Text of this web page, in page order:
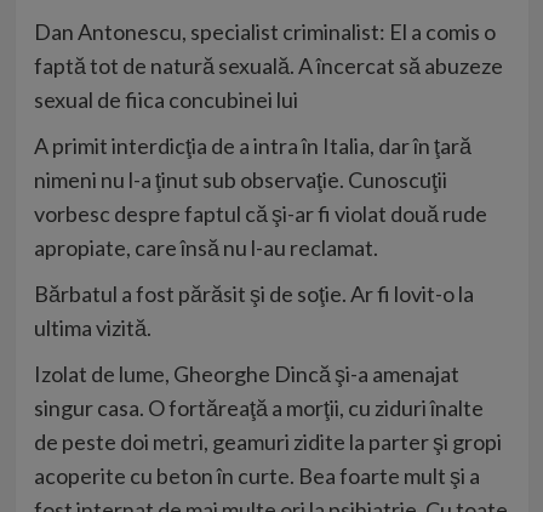
Dan Antonescu, specialist criminalist: El a comis o
faptă tot de natură sexuală. A încercat să abuzeze
sexual de fiica concubinei lui
A primit interdicţia de a intra în Italia, dar în ţară
nimeni nu l-a ţinut sub observaţie. Cunoscuţii
vorbesc despre faptul că şi-ar fi violat două rude
apropiate, care însă nu l-au reclamat.
Bărbatul a fost părăsit şi de soţie. Ar fi lovit-o la
ultima vizită.
Izolat de lume, Gheorghe Dincă şi-a amenajat
singur casa. O fortăreaţă a morţii, cu ziduri înalte
de peste doi metri, geamuri zidite la parter şi gropi
acoperite cu beton în curte. Bea foarte mult şi a